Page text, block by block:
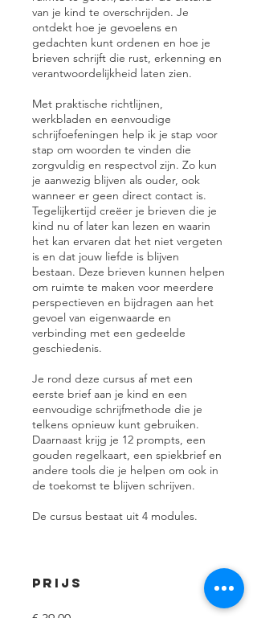
van je kind te overschrijden. Je
ontdekt hoe je gevoelens en
gedachten kunt ordenen en hoe je
brieven schrijft die rust, erkenning en
verantwoordelijkheid laten zien.
Met praktische richtlijnen,
werkbladen en eenvoudige
schrijfoefeningen help ik je stap voor
stap om woorden te vinden die
zorgvuldig en respectvol zijn. Zo kun
je aanwezig blijven als ouder, ook
wanneer er geen direct contact is.
Tegelijkertijd creëer je brieven die je
kind nu of later kan lezen en waarin
het kan ervaren dat het niet vergeten
is en dat jouw liefde is blijven
bestaan. Deze brieven kunnen helpen
om ruimte te maken voor meerdere
perspectieven en bijdragen aan het
gevoel van eigenwaarde en
verbinding met een gedeelde
geschiedenis.
Je rond deze cursus af met een
eerste brief aan je kind en een
eenvoudige schrijfmethode die je
telkens opnieuw kunt gebruiken.
Daarnaast krijg je 12 prompts, een
gouden regelkaart, een spiekbrief en
andere tools die je helpen om ook in
de toekomst te blijven schrijven.
De cursus bestaat uit 4 modules.
Prijs